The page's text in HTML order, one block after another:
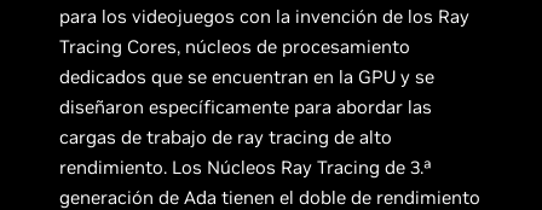
para los videojuegos con la invención de los Ray
Tracing Cores, núcleos de procesamiento
dedicados que se encuentran en la GPU y se
diseñaron específicamente para abordar las
cargas de trabajo de ray tracing de alto
rendimiento. Los Núcleos Ray Tracing de 3.ª
generación de Ada tienen el doble de rendimiento